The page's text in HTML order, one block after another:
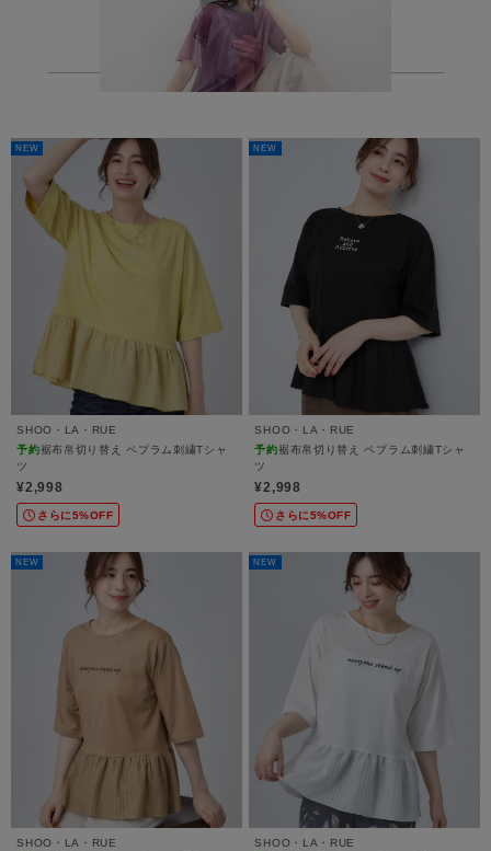
NEW
SHOO・LA・RUE
予約裾布帛切り替え ペプラム刺繍Tシャ
ツ
¥2,998
さらに5%OFF
NEW
SHOO・LA・RUE
予約裾布帛切り替え ペプラム刺繍Tシャ
ツ
¥2,998
さらに5%OFF
NEW
SHOO・LA・RUE
NEW
SHOO・LA・RUE